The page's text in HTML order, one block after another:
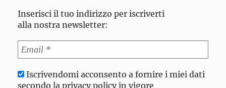
Inserisci il tuo indirizzo per iscriverti
alla nostra newsletter:
Iscrivendomi acconsento a fornire i miei dati
secondo la privacy policy in vigore